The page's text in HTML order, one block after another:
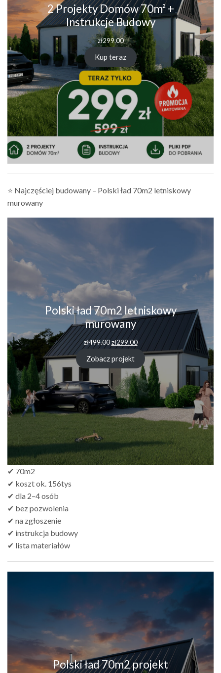
2 Projekty Domów 70m² +
Instrukcje Budowy
zł299.00
Kup teraz
⭐ Najczęściej budowany – Polski ład 70m2 letniskowy
murowany
Polski ład 70m2 letniskowy
murowany
zł499.00Pierwotna
cena
wynosiła:
zł499.00.
zł299.00Aktualna
cena
wynosi:
zł299.00.
Zobacz projekt
✔ 70m2
✔ koszt ok. 156tys
✔ dla 2–4 osób
✔ bez pozwolenia
✔ na zgłoszenie
✔ instrukcja budowy
✔ lista materiałów
Polski ład 70m2 projekt